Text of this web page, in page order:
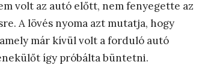
volt az autó előtt, nem fenyegette az
A lövés nyoma azt mutatja, hogy
már kívül volt a forduló autó
így próbálta büntetni.